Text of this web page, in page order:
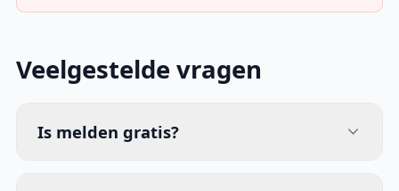
Veelgestelde vragen
Is melden gratis?